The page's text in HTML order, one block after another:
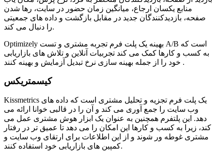
منابع یکسان ارجاع، میانگین زمان حضور در سایت، رها شدن
صفحه، بازدیدکنندگان جدید در مقابل بازگشت و داده های جمعیتی
را دنبال می کند.
Optimizely بهینه یک پلت فرم تجربه مشتری و تست A/B است که
به کسب و کارها کمک می کند تجربیات آنلاین و تلاش های بازاریابی
خود را از جمله بهینه سازی نرخ تبدیل آزمایش و بهینه کنند .
کیسمتریکس
Kissmetrics یک پلت فرم تجزیه و تحلیل مشتری است که داده های
وب سایت را جمع آوری می کند و آن را در قالبی خوانا ارائه می
دهد. این پلتفرم همچنین به عنوان یک ابزار هوش مشتری عمل می
کند، زیرا به کسب و کارها این امکان را می دهد تا عمیق تر در رفتار
مشتری غوطه ور شوند و از این اطلاعات برای ارتقای وب سایت و
کمپین های بازاریابی خود استفاده کنند.